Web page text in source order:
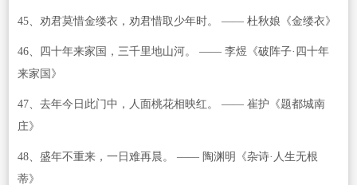
45、劝君莫惜金缕衣，劝君惜取少年时。 —— 杜秋娘《金缕衣》
46、四十年来家国，三千里地山河。 —— 李煜《破阵子·四十年
来家国》
47、去年今日此门中，人面桃花相映红。 —— 崔护《题都城南
庄》
48、盛年不重来，一日难再晨。 —— 陶渊明《杂诗·人生无根
蒂》